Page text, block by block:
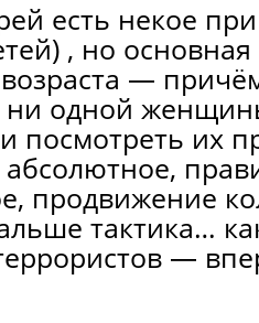
есть некое
, но основная
—
ни одной
посмотреть их
абсолютное,
продвижение
тактика…
—